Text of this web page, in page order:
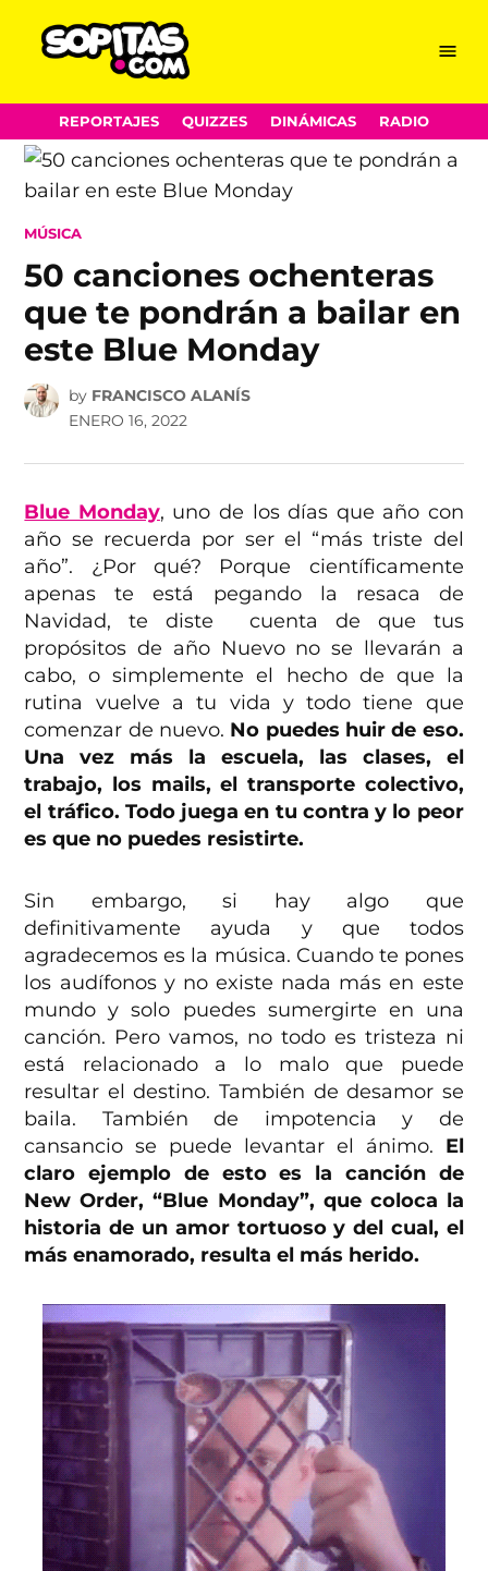
Skip
to
content
Menu
REPORTAJES QUIZZES DINÁMICAS RADIO
POSTED
MÚSICA
50 canciones ochenteras
que te pondrán a bailar en
este Blue Monday
by FRANCISCO ALANÍS
ENERO 16, 2022
Blue Monday, uno de los días que año con
año se recuerda por ser el “más triste del
año”. ¿Por qué? Porque científicamente
apenas te está pegando la resaca de
Navidad, te diste cuenta de que tus
propósitos de año Nuevo no se llevarán a
cabo, o simplemente el hecho de que la
rutina vuelve a tu vida y todo tiene que
comenzar de nuevo. No puedes huir de eso.
Una vez más la escuela, las clases, el
trabajo, los mails, el transporte colectivo,
el tráfico. Todo juega en tu contra y lo peor
es que no puedes resistirte.
Sin embargo, si hay algo que
definitivamente ayuda y que todos
agradecemos es la música. Cuando te pones
los audífonos y no existe nada más en este
mundo y solo puedes sumergirte en una
canción. Pero vamos, no todo es tristeza ni
está relacionado a lo malo que puede
resultar el destino. También de desamor se
baila. También de impotencia y de
cansancio se puede levantar el ánimo. El
claro ejemplo de esto es la canción de
New Order, “Blue Monday”, que coloca la
historia de un amor tortuoso y del cual, el
más enamorado, resulta el más herido.